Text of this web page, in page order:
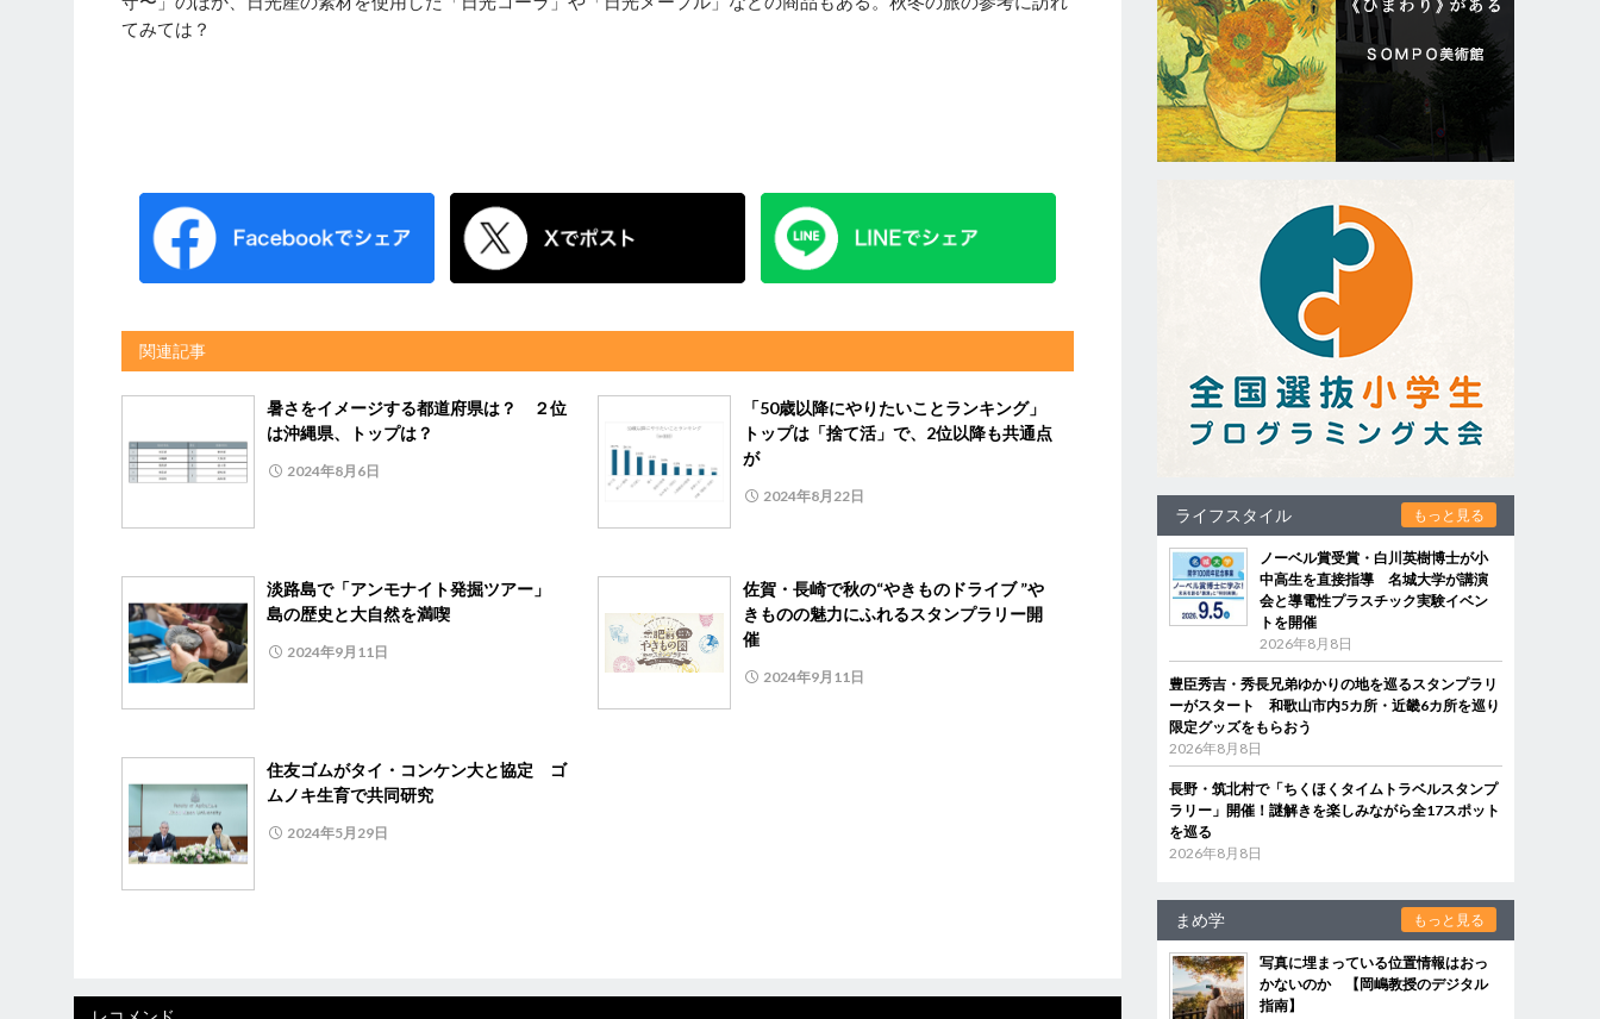
てみては？
関連記事
暑さをイメージする都道府県は？ ２位
は沖縄県、トップは？
2024年8月6日
「50歳以降にやりたいことランキング」
トップは「捨て活」で、2位以降も共通点
が
2024年8月22日
淡路島で「アンモナイト発掘ツアー」
島の歴史と大自然を満喫
2024年9月11日
佐賀・長崎で秋の“やきものドライブ ”や
きものの魅力にふれるスタンプラリー開
催
2024年9月11日
住友ゴムがタイ・コンケン大と協定 ゴ
ムノキ生育で共同研究
2024年5月29日
ライフスタイル もっと見る
ノーベル賞受賞・白川英樹博士が小
中高生を直接指導 名城大学が講演
会と導電性プラスチック実験イベン
トを開催
2026年8月8日
豊臣秀吉・秀長兄弟ゆかりの地を巡るスタンプラリ
ーがスタート 和歌山市内5カ所・近畿6カ所を巡り
限定グッズをもらおう
2026年8月8日
長野・筑北村で「ちくほくタイムトラベルスタンプ
ラリー」開催！謎解きを楽しみながら全17スポット
を巡る
2026年8月8日
まめ学 もっと見る
写真に埋まっている位置情報はおっ
かないのか 【岡嶋教授のデジタル
指南】